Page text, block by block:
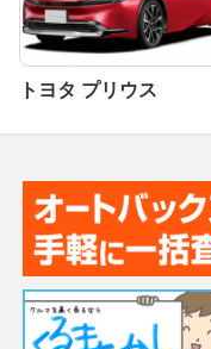
トヨタ プリウス